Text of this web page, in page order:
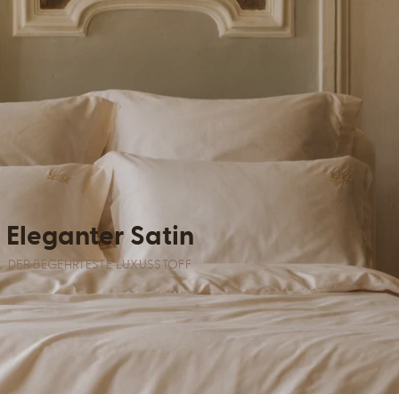
Eleganter Satin
DER BEGEHRTESTE LUXUSSTOFF